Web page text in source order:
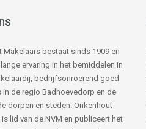
Makelaars bestaat sinds 1909 en
ervaring in het bemiddelen in
bedrijfsonroerend goed
in de regio Badhoevedorp en de
dorpen en steden. Onkenhout
lid van de NVM en publiceert het